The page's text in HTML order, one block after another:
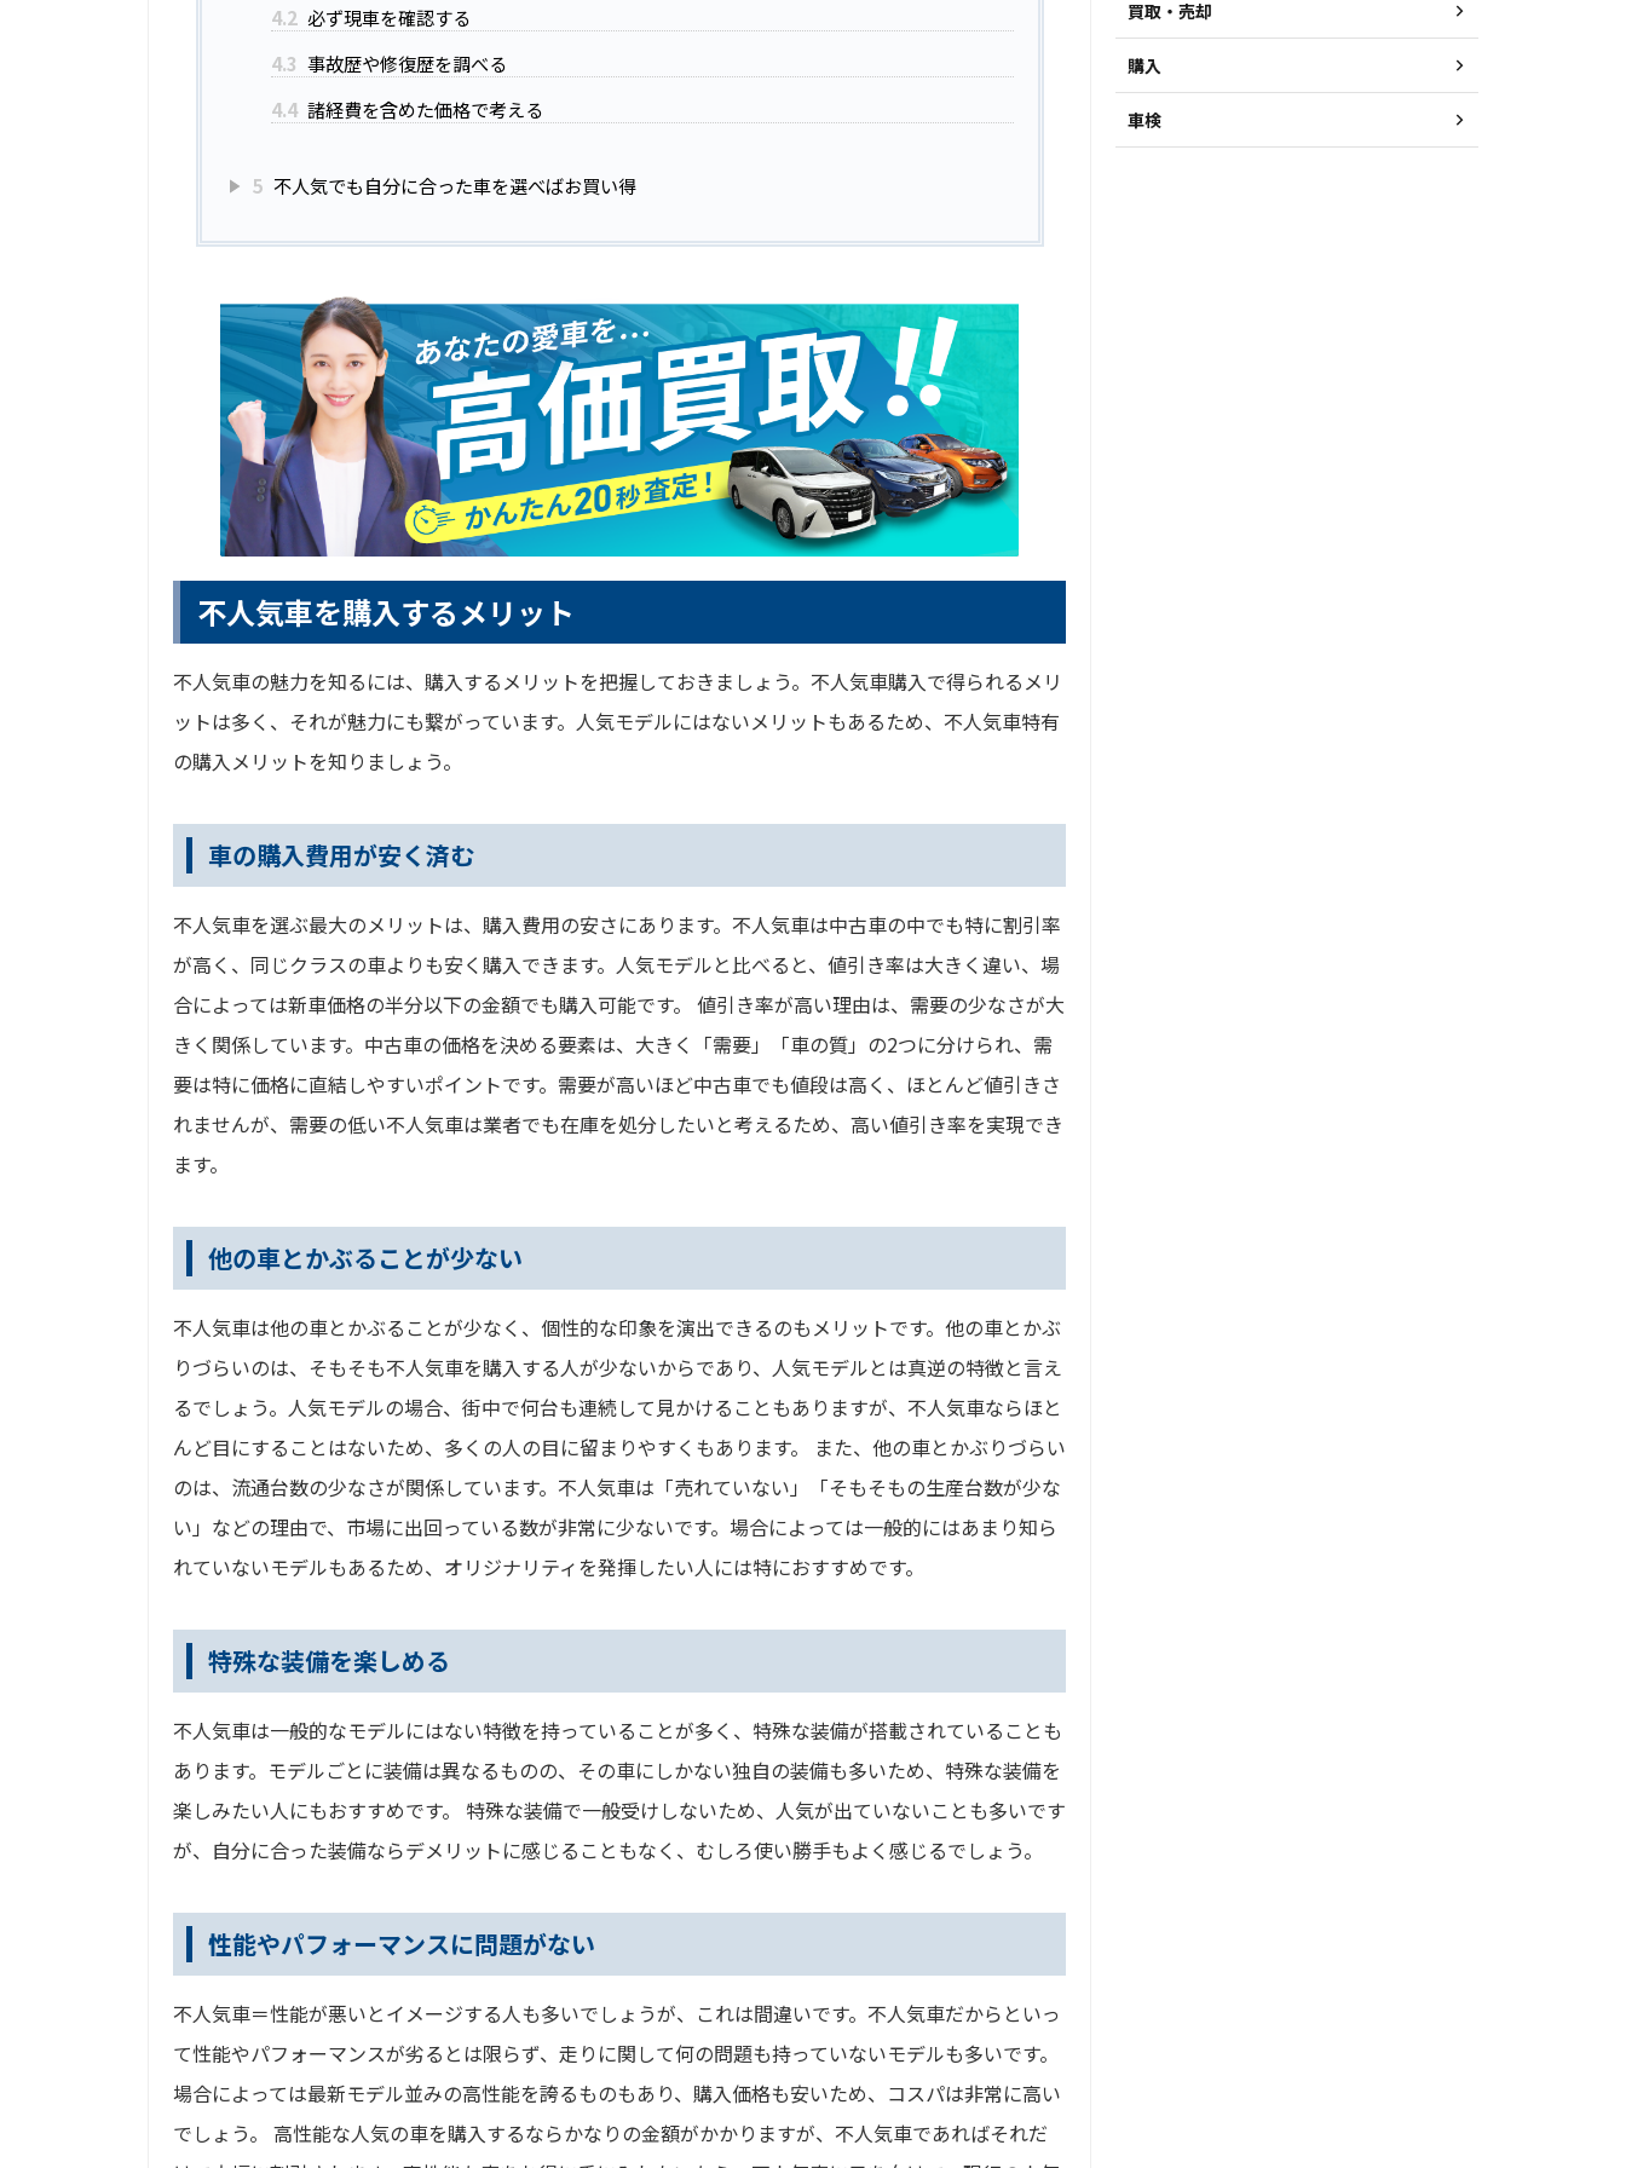
4.2 必ず現車を確認する
4.3 事故歴や修復歴を調べる
4.4 諸経費を含めた価格で考える
5 不人気でも自分に合った車を選べばお買い得
不人気車を購入するメリット
不人気車の魅力を知るには、購入するメリットを把握しておきましょう。不人気車購入で得られるメリ
ットは多く、それが魅力にも繋がっています。人気モデルにはないメリットもあるため、不人気車特有
の購入メリットを知りましょう。
車の購入費用が安く済む
不人気車を選ぶ最大のメリットは、購入費用の安さにあります。不人気車は中古車の中でも特に割引率
が高く、同じクラスの車よりも安く購入できます。人気モデルと比べると、値引き率は大きく違い、場
合によっては新車価格の半分以下の金額でも購入可能です。 値引き率が高い理由は、需要の少なさが大
きく関係しています。中古車の価格を決める要素は、大きく「需要」「車の質」の2つに分けられ、需
要は特に価格に直結しやすいポイントです。需要が高いほど中古車でも値段は高く、ほとんど値引きさ
れませんが、需要の低い不人気車は業者でも在庫を処分したいと考えるため、高い値引き率を実現でき
ます。
他の車とかぶることが少ない
不人気車は他の車とかぶることが少なく、個性的な印象を演出できるのもメリットです。他の車とかぶ
りづらいのは、そもそも不人気車を購入する人が少ないからであり、人気モデルとは真逆の特徴と言え
るでしょう。人気モデルの場合、街中で何台も連続して見かけることもありますが、不人気車ならほと
んど目にすることはないため、多くの人の目に留まりやすくもあります。 また、他の車とかぶりづらい
のは、流通台数の少なさが関係しています。不人気車は「売れていない」「そもそもの生産台数が少な
い」などの理由で、市場に出回っている数が非常に少ないです。場合によっては一般的にはあまり知ら
れていないモデルもあるため、オリジナリティを発揮したい人には特におすすめです。
特殊な装備を楽しめる
不人気車は一般的なモデルにはない特徴を持っていることが多く、特殊な装備が搭載されていることも
あります。モデルごとに装備は異なるものの、その車にしかない独自の装備も多いため、特殊な装備を
楽しみたい人にもおすすめです。 特殊な装備で一般受けしないため、人気が出ていないことも多いです
が、自分に合った装備ならデメリットに感じることもなく、むしろ使い勝手もよく感じるでしょう。
性能やパフォーマンスに問題がない
不人気車＝性能が悪いとイメージする人も多いでしょうが、これは間違いです。不人気車だからといっ
て性能やパフォーマンスが劣るとは限らず、走りに関して何の問題も持っていないモデルも多いです。
場合によっては最新モデル並みの高性能を誇るものもあり、購入価格も安いため、コスパは非常に高い
でしょう。 高性能な人気の車を購入するならかなりの金額がかかりますが、不人気車であればそれだ
買取・売却
購入
車検